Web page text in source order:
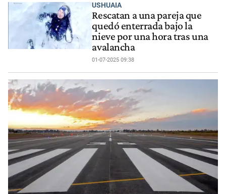
USHUAIA
Rescatan a una pareja que
quedó enterrada bajo la
nieve por una hora tras una
avalancha
01-07-2025 09:38